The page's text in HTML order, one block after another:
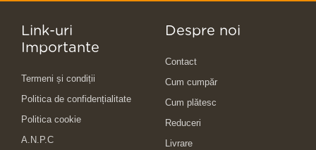
Link-uri
Importante
Termeni și condiții
Politica de confidențialitate
Politica cookie
A.N.P.C
Despre noi
Contact
Cum cumpăr
Cum plătesc
Reduceri
Livrare